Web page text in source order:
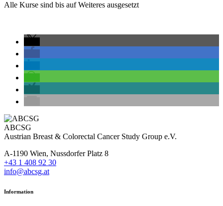
Alle Kurse sind bis auf Weiteres ausgesetzt
ABCSG
Austrian Breast & Colorectal Cancer Study Group e.V.
A-1190 Wien, Nussdorfer Platz 8
+43 1 408 92 30
info@abcsg.at
Information